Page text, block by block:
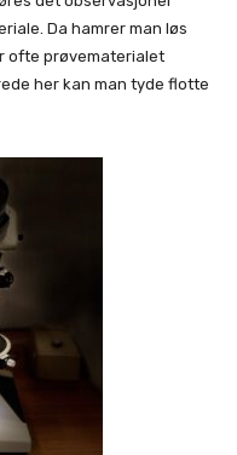
Da hamrer man løs
ofte prøvematerialet
her kan man tyde flotte